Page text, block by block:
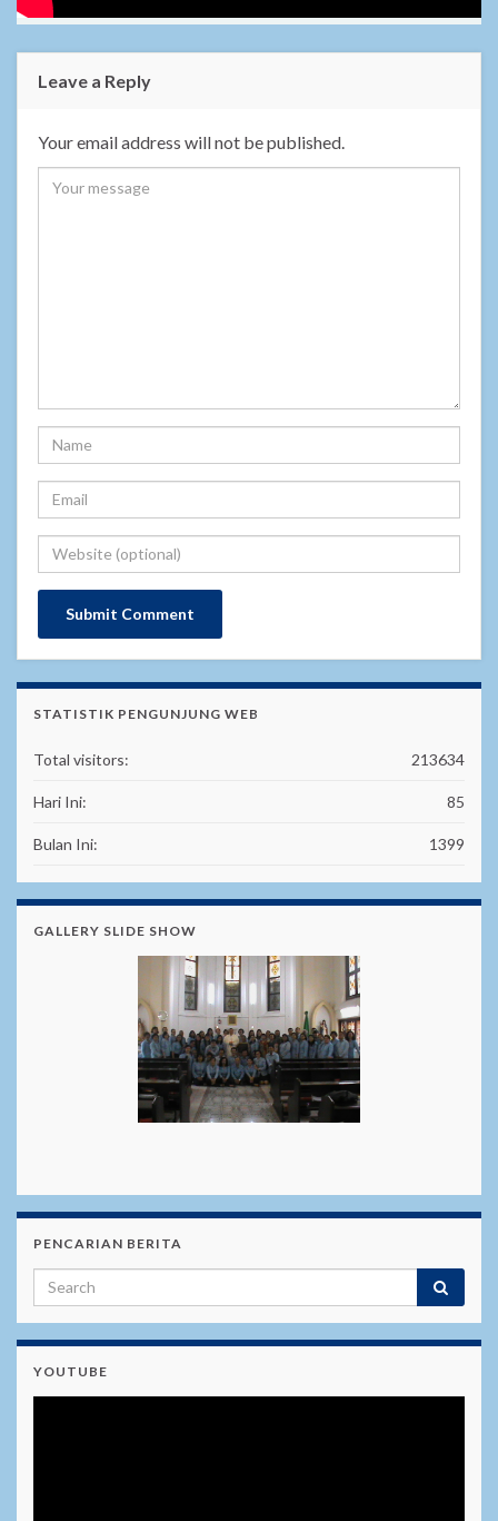
Leave a Reply
Your email address will not be published.
STATISTIK PENGUNJUNG WEB
213634
Total visitors:
85
Hari Ini:
1399
Bulan Ini:
GALLERY SLIDE SHOW
PENCARIAN BERITA
YOUTUBE